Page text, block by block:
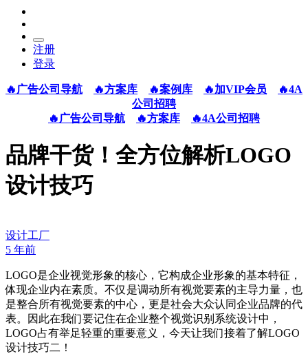
注册
登录
🔥广告公司导航 🔥方案库 🔥案例库 🔥加VIP会员
🔥4A
公司招聘
🔥广告公司导航
🔥方案库 🔥4A公司招聘
品牌干货！全方位解析LOGO
设计技巧
设计工厂
5 年前
LOGO是企业视觉形象的核心，它构成企业形象的基本特征，
体现企业内在素质。不仅是调动所有视觉要素的主导力量，也
是整合所有视觉要素的中心，更是社会大众认同企业品牌的代
表。因此在我们要记住在企业整个视觉识别系统设计中，
LOGO占有举足轻重的重要意义，今天让我们接着了解LOGO
设计技巧二！